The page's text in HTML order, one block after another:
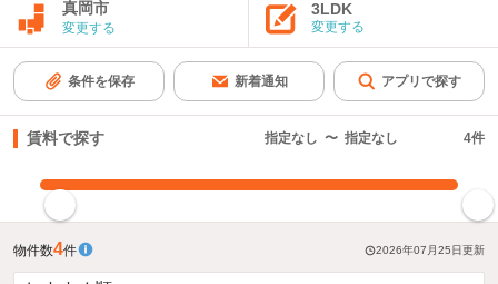
真岡市
変更する
3LDK
変更する
条件を保存 新着通知 アプリで探す
賃料で探す 指定なし 〜 指定なし 4件
物件数4件 2026年07月25日更新